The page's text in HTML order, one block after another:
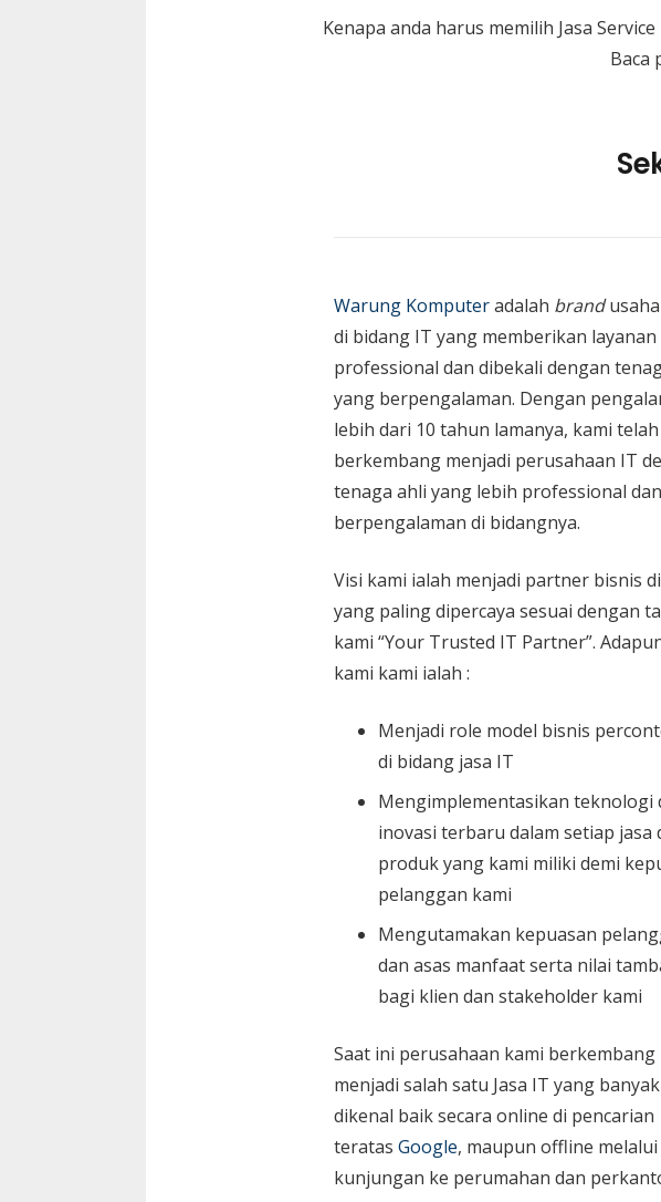
Kenapa anda harus memilih Jasa
Baca
Warung Komputeradalah brand
di bidang IT yang memberikan layanan
professional dan dibekali dengan
yang berpengalaman. Dengan
lebih dari 10 tahun lamanya, kami telah
berkembang menjadi perusahaan IT
tenaga ahli yang lebih professional dan
berpengalaman di bidangnya.
Visi kami ialah menjadi partner bisnis
yang paling dipercaya sesuai dengan
kami “Your Trusted IT Partner”.
kami kami ialah :
Menjadi role model bisnis
di bidang jasa IT
Mengimplementasikan teknologi
inovasi terbaru dalam setiap jasa
produk yang kami miliki demi
pelanggan kami
Mengutamakan kepuasan
dan asas manfaat serta nilai
bagi klien dan stakeholder kami
Saat ini perusahaan kami berkembang
menjadi salah satu Jasa IT yang banyak
dikenal baik secara online di pencarian
teratas Google, maupun offline melalui
kunjungan ke perumahan dan